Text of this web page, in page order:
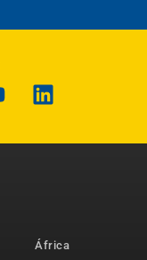
África